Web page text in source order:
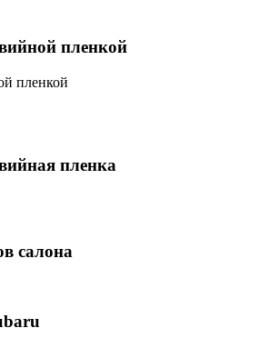
пленкой
пленкой
пленка
салона